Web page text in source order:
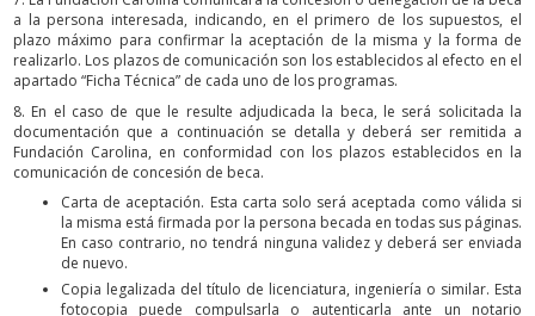
a la persona interesada, indicando, en el primero de los supuestos, el
plazo máximo para confirmar la aceptación de la misma y la forma de
realizarlo. Los plazos de comunicación son los establecidos al efecto en el
apartado “Ficha Técnica” de cada uno de los programas.
8. En el caso de que le resulte adjudicada la beca, le será solicitada la
documentación que a continuación se detalla y deberá ser remitida a
Fundación Carolina, en conformidad con los plazos establecidos en la
comunicación de concesión de beca.
Carta de aceptación. Esta carta solo será aceptada como válida si
la misma está firmada por la persona becada en todas sus páginas.
En caso contrario, no tendrá ninguna validez y deberá ser enviada
de nuevo.
Copia legalizada del título de licenciatura, ingeniería o similar. Esta
fotocopia puede compulsarla o autenticarla ante un notario